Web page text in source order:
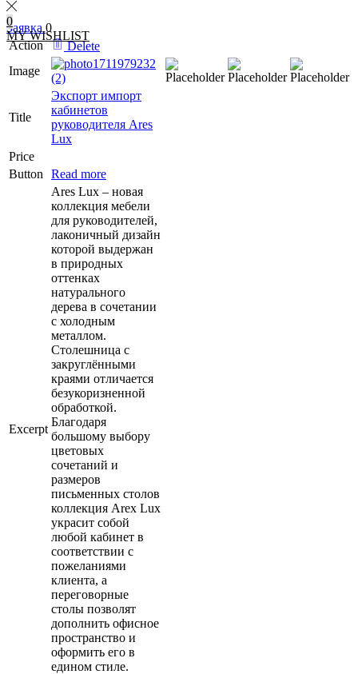
Заявка 0
0
MY WISHLIST
Action
Delete
Image
Title
Экспорт импорт
кабинетов
руководителя Ares
Lux
Price
Button
Read more
Excerpt
Ares Lux – новая
коллекция мебели
для руководителей,
лаконичный дизайн
которой выдержан
в природных
оттенках
натурального
дерева в сочетании
с холодным
металлом.
Столешница с
закруглёнными
краями отличается
безукоризненной
обработкой.
Благодаря
большому выбору
цветовых
сочетаний и
размеров
письменных столов
коллекция Arex Lux
украсит собой
любой кабинет в
соответствии с
пожеланиями
клиента, а
переговорные
столы позволят
дополнить офисное
пространство и
оформить его в
едином стиле.